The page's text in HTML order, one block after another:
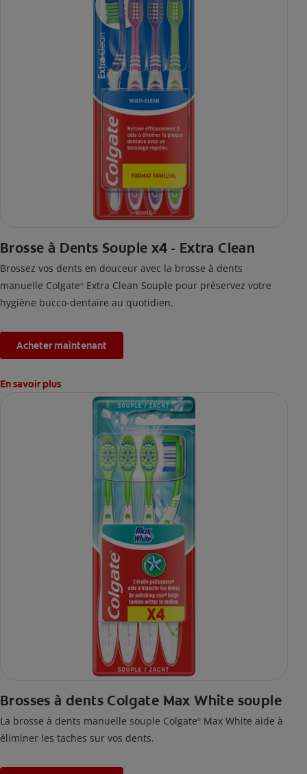
Brosse à Dents Souple x4 - Extra Clean
Brossez vos dents en douceur avec la brosse à dents
manuelle Colgate® Extra Clean Souple pour préservez votre
hygiène bucco-dentaire au quotidien.
Acheter maintenant
En savoir plus
Brosses à dents Colgate Max White souple
La brosse à dents manuelle souple Colgate® Max White aide à
éliminer les taches sur vos dents.